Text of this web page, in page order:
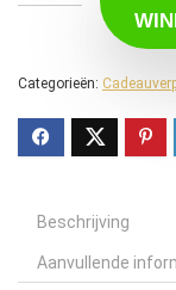
Categorieën:
Beschrijving
Aanvullende